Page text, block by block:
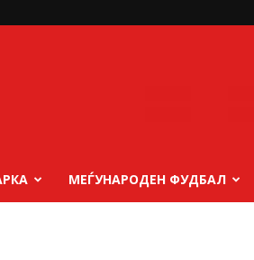
МЕЃУНАРОДЕН ФУДБАЛ